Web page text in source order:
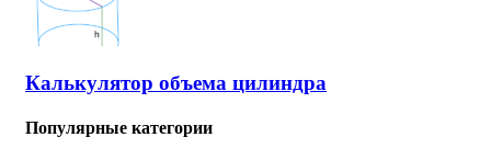
Калькулятор объема цилиндра
Популярные категории